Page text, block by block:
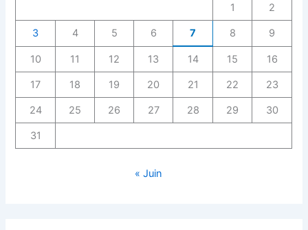
1 2
3 4 5 6 7 8 9
10 11 12 13 14 15 16
17 18 19 20 21 22 23
24 25 26 27 28 29 30
31
« Juin